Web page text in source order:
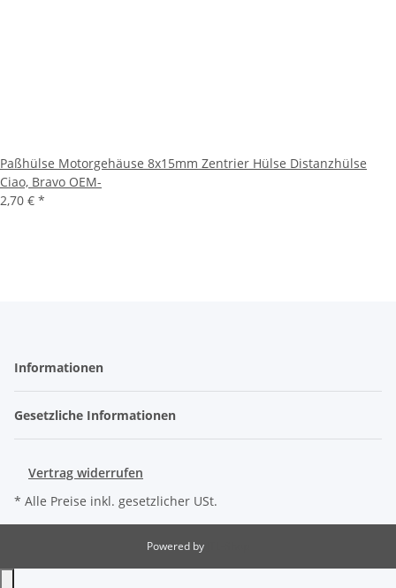
Paßhülse Motorgehäuse 8x15mm Zentrier Hülse Distanzhülse
Ciao, Bravo OEM-
2,70 € *
Informationen
Gesetzliche Informationen
Vertrag widerrufen
* Alle Preise inkl. gesetzlicher USt.
Powered by